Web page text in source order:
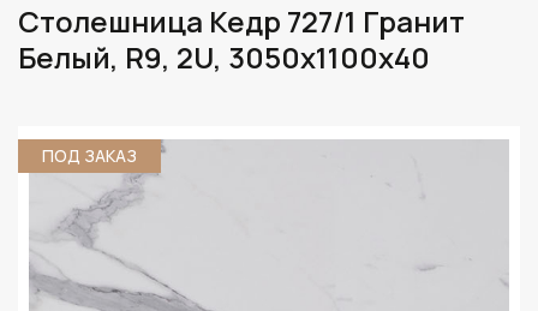
Столешница Кедр 727/1 Гранит
Белый, R9, 2U, 3050х1100х40
ПОД ЗАКАЗ